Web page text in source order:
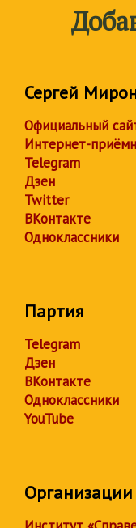
Сергей
Официальный
Интернет-
Telegram
Дзен
Twitter
ВКонтакте
Одноклассники
Партия
Telegram
Дзен
ВКонтакте
Одноклассники
YouTube
Организации